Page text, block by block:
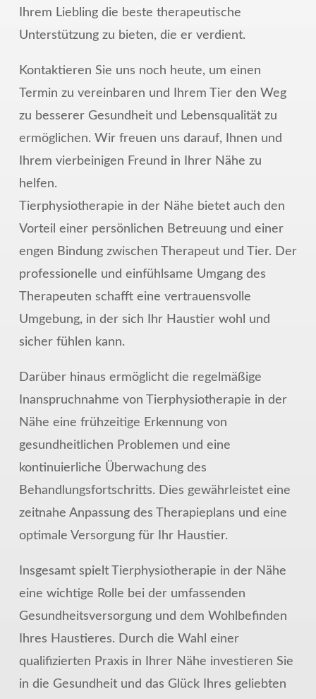
Ihrem Liebling die beste therapeutische
Unterstützung zu bieten, die er verdient.
Kontaktieren Sie uns noch heute, um einen
Termin zu vereinbaren und Ihrem Tier den Weg
zu besserer Gesundheit und Lebensqualität zu
ermöglichen. Wir freuen uns darauf, Ihnen und
Ihrem vierbeinigen Freund in Ihrer Nähe zu
helfen.
Tierphysiotherapie in der Nähe bietet auch den
Vorteil einer persönlichen Betreuung und einer
engen Bindung zwischen Therapeut und Tier. Der
professionelle und einfühlsame Umgang des
Therapeuten schafft eine vertrauensvolle
Umgebung, in der sich Ihr Haustier wohl und
sicher fühlen kann.
Darüber hinaus ermöglicht die regelmäßige
Inanspruchnahme von Tierphysiotherapie in der
Nähe eine frühzeitige Erkennung von
gesundheitlichen Problemen und eine
kontinuierliche Überwachung des
Behandlungsfortschritts. Dies gewährleistet eine
zeitnahe Anpassung des Therapieplans und eine
optimale Versorgung für Ihr Haustier.
Insgesamt spielt Tierphysiotherapie in der Nähe
eine wichtige Rolle bei der umfassenden
Gesundheitsversorgung und dem Wohlbefinden
Ihres Haustieres. Durch die Wahl einer
qualifizierten Praxis in Ihrer Nähe investieren Sie
in die Gesundheit und das Glück Ihres geliebten